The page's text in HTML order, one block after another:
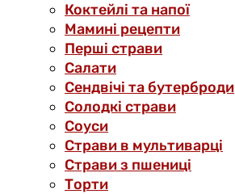
Коктейлі та напої
Мамині рецепти
Перші страви
Салати
Сендвічі та бутерброди
Солодкі страви
Соуси
Страви в мультиварці
Страви з пшениці
Торти